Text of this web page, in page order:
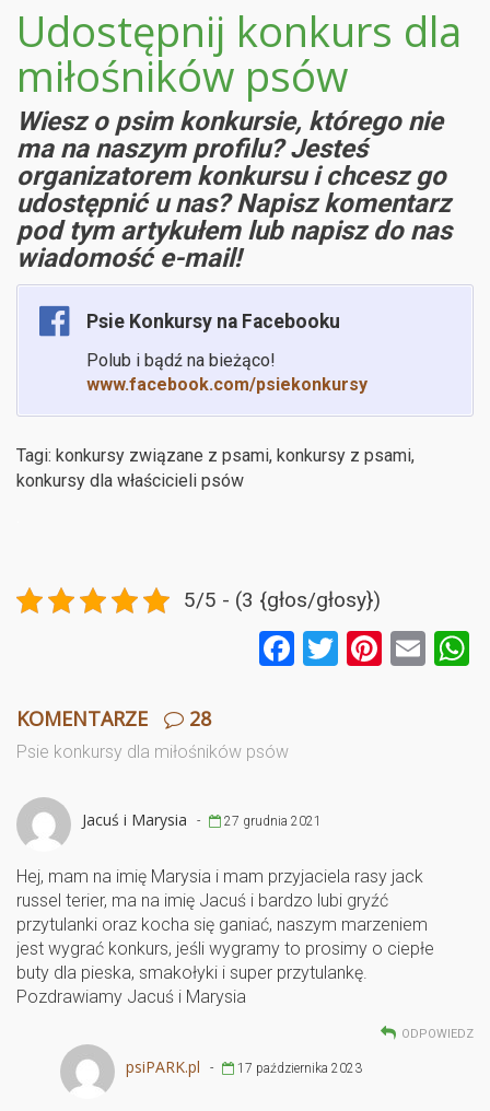
Udostępnij konkurs dla
miłośników psów
Wiesz o psim konkursie, którego nie
ma na naszym profilu? Jesteś
organizatorem konkursu i chcesz go
udostępnić u nas? Napisz komentarz
pod tym artykułem lub napisz do nas
wiadomość e-mail!
Psie Konkursy na Facebooku
Polub i bądź na bieżąco!
www.facebook.com/psiekonkursy
Tagi: konkursy związane z psami, konkursy z psami,
konkursy dla właścicieli psów
5/5 - (3 {głos/głosy})
F
o
T Pi E
KOMENTARZE 28
Psie konkursy dla miłośników psów
Jacuś i Marysia - 27 grudnia 2021
Hej, mam na imię Marysia i mam przyjaciela rasy jack
russel terier, ma na imię Jacuś i bardzo lubi gryźć
przytulanki oraz kocha się ganiać, naszym marzeniem
jest wygrać konkurs, jeśli wygramy to prosimy o ciepłe
buty dla pieska, smakołyki i super przytulankę.
Pozdrawiamy Jacuś i Marysia
ODPOWIEDZ
psiPARK.pl - 17 października 2023